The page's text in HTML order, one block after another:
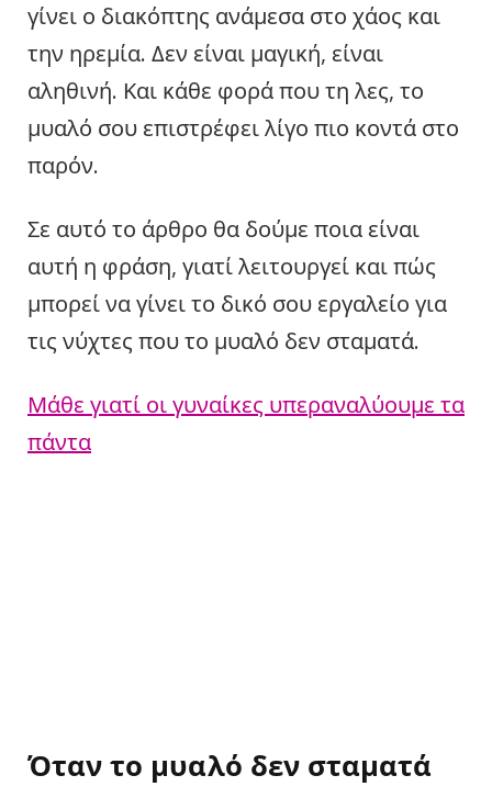
γίνει ο διακόπτης ανάμεσα στο χάος και
την ηρεμία. Δεν είναι μαγική, είναι
αληθινή. Και κάθε φορά που τη λες, το
μυαλό σου επιστρέφει λίγο πιο κοντά στο
παρόν.
Σε αυτό το άρθρο θα δούμε ποια είναι
αυτή η φράση, γιατί λειτουργεί και πώς
μπορεί να γίνει το δικό σου εργαλείο για
τις νύχτες που το μυαλό δεν σταματά.
Μάθε γιατί οι γυναίκες υπεραναλύουμε τα
πάντα
Όταν το μυαλό δεν σταματά